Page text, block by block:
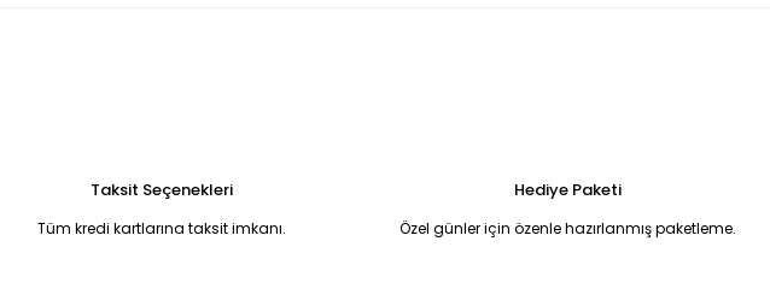
Taksit Seçenekleri
Tüm kredi kartlarına taksit imkanı.
Hediye Paketi
Özel günler için özenle hazırlanmış paketleme.